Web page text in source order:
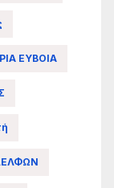
ΕΥΒΟΙΑ